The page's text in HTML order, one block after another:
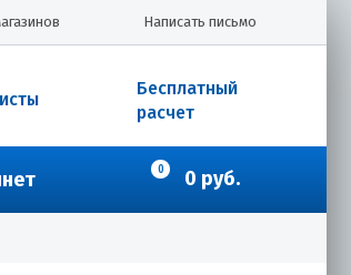
Написать письмо
Бесплатный
расчет
0 0 руб.